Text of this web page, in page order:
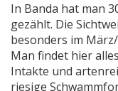
In Banda hat man
gezählt. Die
besonders im
Man findet hier
Intakte und
riesige